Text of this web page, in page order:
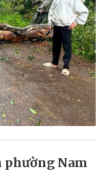
phường Nam